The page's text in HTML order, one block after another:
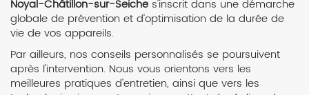
Noyal-Châtillon-sur-Seiche s'inscrit dans une démarche
globale de prévention et d'optimisation de la durée de
vie de vos appareils.
Par ailleurs, nos conseils personnalisés se poursuivent
après l'intervention. Nous vous orientons vers les
meilleures pratiques d'entretien, ainsi que vers les